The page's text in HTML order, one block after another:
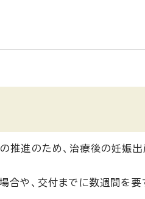
推進のため、治療後の妊娠
や、交付までに数週間を要